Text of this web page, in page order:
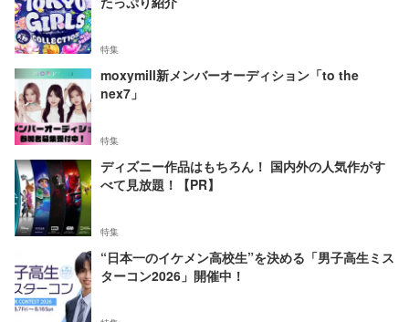
特集
moxymill新メンバーオーディション「to the
nex7」
特集
ディズニー作品はもちろん！ 国内外の人気作がす
べて見放題！【PR】
特集
“日本一のイケメン高校生”を決める「男子高生ミス
ターコン2026」開催中！